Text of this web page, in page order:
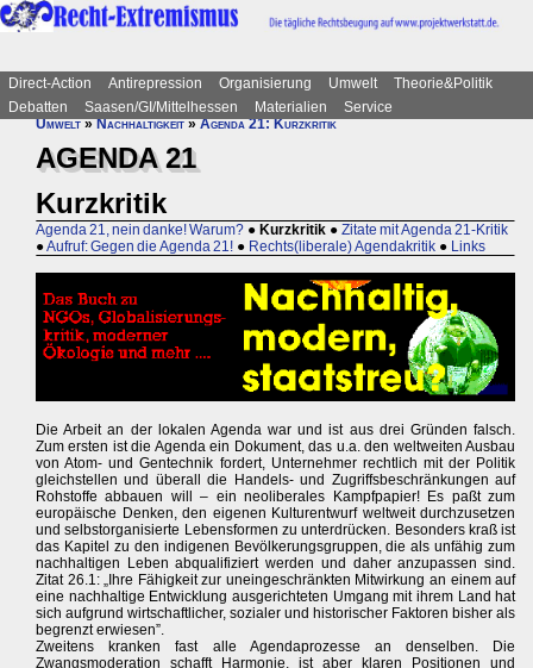
Direct-Action Antirepression Organisierung Umwelt
Theorie&Politik
Debatten
Saasen/GI/Mittelhessen Materialien
Service
Umwelt»Nachhaltigkeit»Agenda 21: Kurzkritik
AGENDA 21
Kurzkritik
Agenda 21, nein danke! Warum? ● Kurzkritik ● Zitate mit Agenda 21-Kritik
●Aufruf: Gegen die Agenda 21! ● Rechts(liberale) Agendakritik ● Links
Die Arbeit an der lokalen Agenda war und ist aus drei Gründen falsch.
Zum ersten ist die Agenda ein Dokument, das u.a. den weltweiten Ausbau
von Atom- und Gentechnik fordert, Unternehmer rechtlich mit der Politik
gleichstellen und überall die Handels- und Zugriffsbeschränkungen auf
Rohstoffe abbauen will – ein neoliberales Kampfpapier! Es paßt zum
europäische Denken, den eigenen Kulturentwurf weltweit durchzusetzen
und selbstorganisierte Lebensformen zu unterdrücken. Besonders kraß ist
das Kapitel zu den indigenen Bevölkerungsgruppen, die als unfähig zum
nachhaltigen Leben abqualifiziert werden und daher anzupassen sind.
Zitat 26.1: „Ihre Fähigkeit zur uneingeschränkten Mitwirkung an einem auf
eine nachhaltige Entwicklung ausgerichteten Umgang mit ihrem Land hat
sich aufgrund wirtschaftlicher, sozialer und historischer Faktoren bisher als
begrenzt erwiesen”.
Zweitens kranken fast alle Agendaprozesse an denselben. Die
Zwangsmoderation schafft Harmonie, ist aber klaren Positionen und